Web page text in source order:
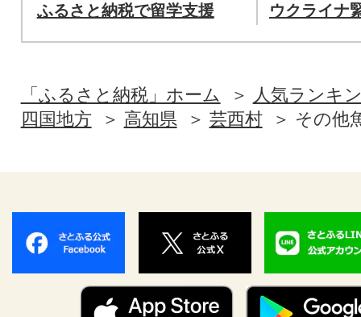
ふるさと納税で留学支援 ウクライナ
「ふるさと納税」ホーム
人気ランキ
四国地方
高知県 芸西村 その他